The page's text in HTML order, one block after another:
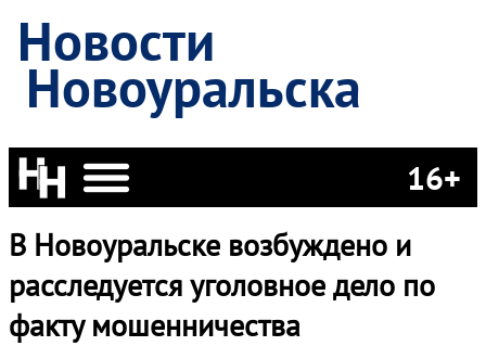
Новости
Новоуральска
16+
В Новоуральске возбуждено и
расследуется уголовное дело по
факту мошенничества